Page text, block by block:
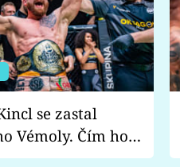
Vémoly. Čím ho